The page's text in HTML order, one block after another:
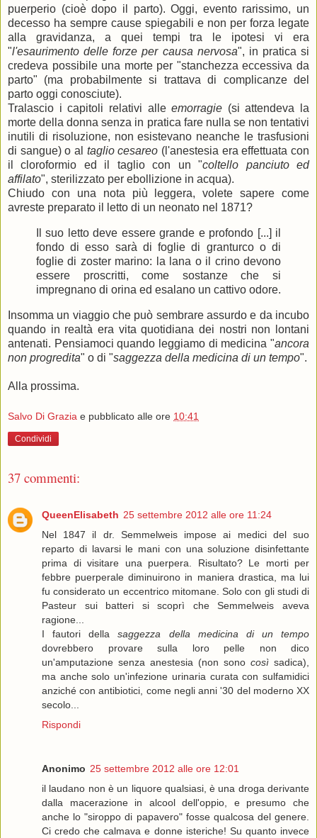
puerperio (cioè dopo il parto). Oggi, evento rarissimo, un
decesso ha sempre cause spiegabili e non per forza legate
alla gravidanza, a quei tempi tra le ipotesi vi era
"l'esaurimento delle forze per causa nervosa", in pratica si
credeva possibile una morte per "stanchezza eccessiva da
parto" (ma probabilmente si trattava di complicanze del
parto oggi conosciute).
Tralascio i capitoli relativi alleemorragie (si attendeva la
morte della donna senza in pratica fare nulla se non tentativi
inutili di risoluzione, non esistevano neanche le trasfusioni
di sangue) o al taglio cesareo (l'anestesia era effettuata con
il cloroformio ed il taglio con un "coltello panciuto ed
affilato", sterilizzato per ebollizione in acqua).
Chiudo con una nota più leggera, volete sapere come
avreste preparato il letto di un neonato nel 1871?
Il suo letto deve essere grande e profondo [...] il
fondo di esso sarà di foglie di granturco o di
foglie di zoster marino: la lana o il crino devono
essere proscritti, come sostanze che si
impregnano di orina ed esalano un cattivo odore.
Insomma un viaggio che può sembrare assurdo e da incubo
quando in realtà era vita quotidiana dei nostri non lontani
antenati. Pensiamoci quando leggiamo di medicina "ancora
non progredita" o di "saggezza della medicina di un tempo".
Alla prossima.
Salvo Di Grazia e pubblicato alle ore 10:41
Condividi
37 commenti:
QueenElisabeth 25 settembre 2012 alle ore 11:24
Nel 1847 il dr. Semmelweis impose ai medici del suo
reparto di lavarsi le mani con una soluzione disinfettante
prima di visitare una puerpera. Risultato? Le morti per
febbre puerperale diminuirono in maniera drastica, ma lui
fu considerato un eccentrico mitomane. Solo con gli studi di
Pasteur sui batteri si scoprì che Semmelweis aveva
ragione...
I fautori dellasaggezza della medicina di un tempo
dovrebbero provare sulla loro pelle non dico
un'amputazione senza anestesia (non sono così sadica),
ma anche solo un'infezione urinaria curata con sulfamidici
anziché con antibiotici, come negli anni '30 del moderno XX
secolo...
Rispondi
Anonimo 25 settembre 2012 alle ore 12:01
il laudano non è un liquore qualsiasi, è una droga derivante
dalla macerazione in alcool dell'oppio, e presumo che
anche lo "siroppo di papavero" fosse qualcosa del genere.
Ci credo che calmava e donne isteriche! Su quanto invece